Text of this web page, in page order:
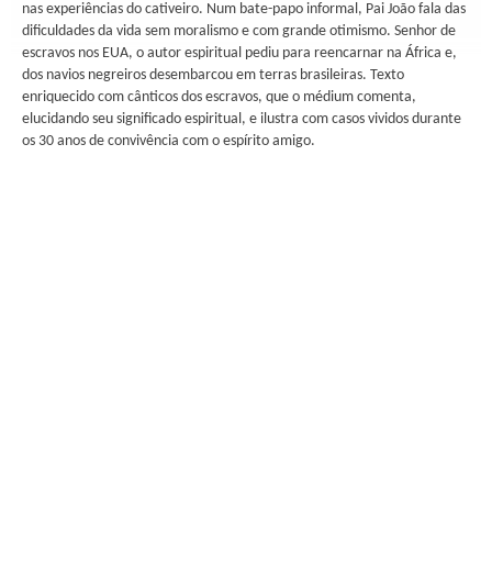
nas experiências do cativeiro. Num bate-papo informal, Pai João fala das
dificuldades da vida sem moralismo e com grande otimismo. Senhor de
escravos nos EUA, o autor espiritual pediu para reencarnar na África e,
dos navios negreiros desembarcou em terras brasileiras. Texto
enriquecido com cânticos dos escravos, que o médium comenta,
elucidando seu significado espiritual, e ilustra com casos vividos durante
os 30 anos de convivência com o espírito amigo.